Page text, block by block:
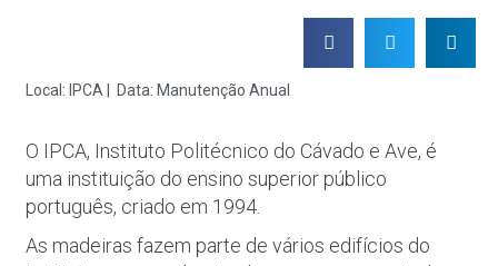
Local: IPCA | Data: Manutenção Anual
O IPCA, Instituto Politécnico do Cávado e Ave, é
uma instituição do ensino superior público
português, criado em 1994.
As madeiras fazem parte de vários edifícios do